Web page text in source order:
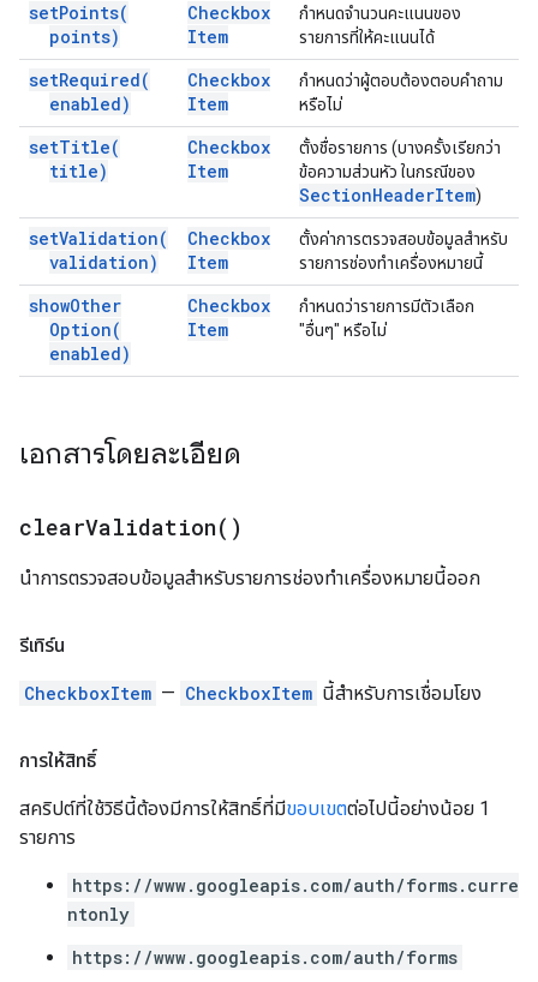
setPoints(
points)
Checkbox
Item
กำหนดจำนวนคะแนนของ
รายการที่ให้คะแนนได้
setRequired(
enabled)
Checkbox
Item
กำหนดว่าผู้ตอบต้องตอบคำถาม
หรือไม่
setTitle(
title)
Checkbox
Item
ตั้งชื่อรายการ (บางครั้งเรียกว่า
ข้อความส่วนหัว ในกรณีของ
SectionHeaderItem)
setValidation(
validation)
Checkbox
Item
ตั้งค่าการตรวจสอบข้อมูลสำหรับ
รายการช่องทําเครื่องหมายนี้
showOther
Option(
enabled)
Checkbox
Item
กำหนดว่ารายการมีตัวเลือก
"อื่นๆ" หรือไม่
เอกสารโดยละเอียด
clearValidation( )
นำการตรวจสอบข้อมูลสำหรับรายการช่องทำเครื่องหมายนี้ออก
รีเทิร์น
CheckboxItem — CheckboxItem นี้สำหรับการเชื่อมโยง
การให้สิทธิ์
สคริปต์ที่ใช้วิธีนี้ต้องมีการให้สิทธิ์ที่มีขอบเขตต่อไปนี้อย่างน้อย 1
รายการ
https://www.googleapis.com/auth/forms.curre
ntonly
https://www.googleapis.com/auth/forms